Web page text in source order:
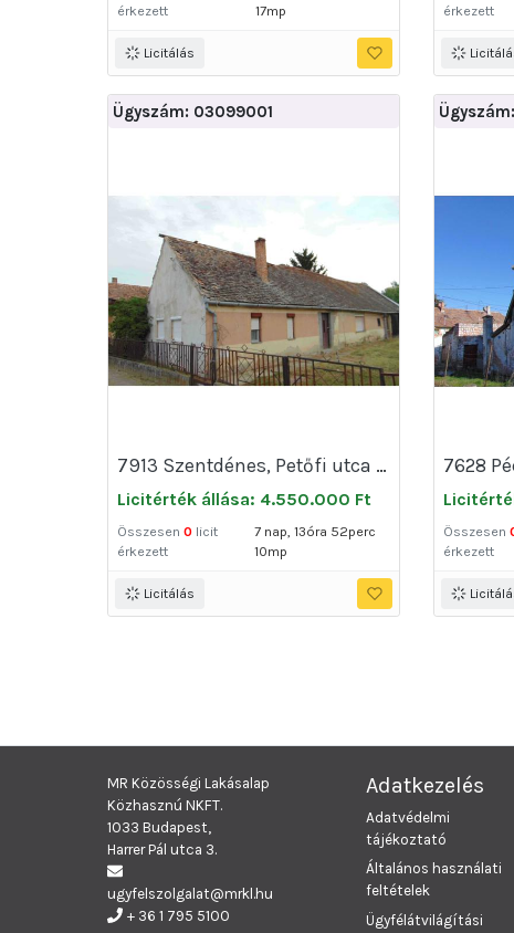
érkezett
17mp
Licitálás
érkezett
Ügyszám: 03099001
7913 Szentdénes, Petőfi utca 35
Licitérték állása: 4.550.000 Ft
Összesen 0 licit
érkezett
7 nap, 13óra 52perc
10mp
Licitálás
Összesen
érkezett
MR Közösségi Lakásalap
Közhasznú NKFT.
1033 Budapest,
Harrer Pál utca 3.
ugyfelszolgalat@mrkl.hu
+ 36 1 795 5100
Adatkezelés
Adatvédelmi
tájékoztató
Általános használati
feltételek
Ügyfélátvilágítási